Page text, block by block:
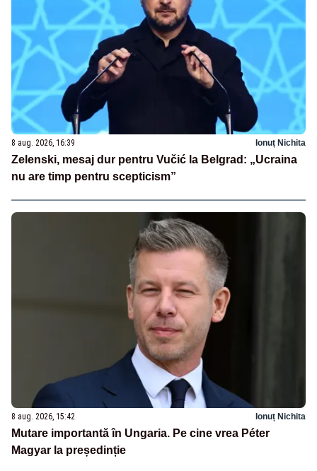
8 aug. 2026, 16:39 Ionuț Nichita
Zelenski, mesaj dur pentru Vučić la Belgrad: „Ucraina
nu are timp pentru scepticism”
8 aug. 2026, 15:42 Ionuț Nichita
Mutare importantă în Ungaria. Pe cine vrea Péter
Magyar la președinție